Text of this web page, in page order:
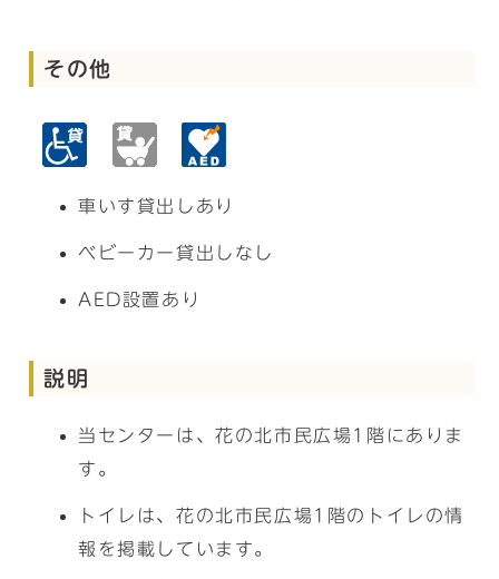
その他
車いす貸出しあり
ベビーカー貸出しなし
AED設置あり
説明
当センターは、花の北市民広場1階にありま
す。
トイレは、花の北市民広場1階のトイレの情
報を掲載しています。